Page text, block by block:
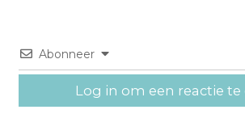
Abonneer
Log in om een reactie te